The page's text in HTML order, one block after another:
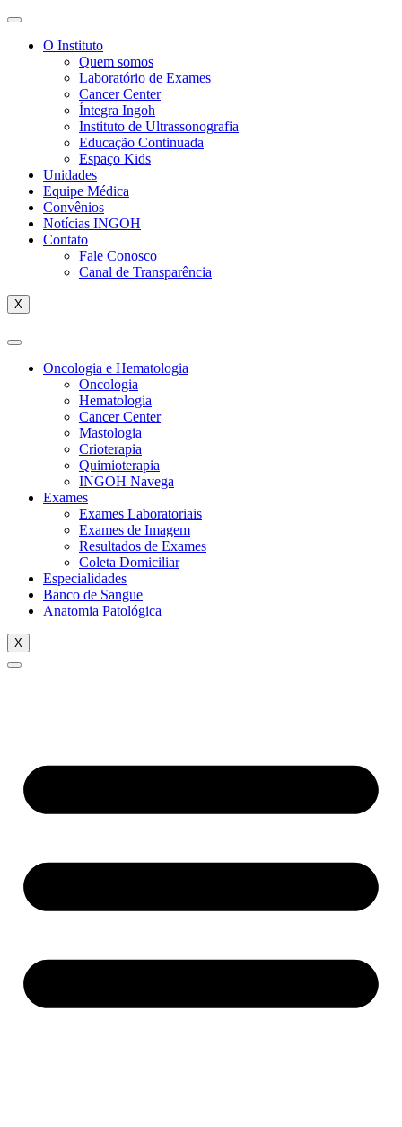
O Instituto
Quem somos
Laboratório de Exames
Cancer Center
Íntegra Ingoh
Instituto de Ultrassonografia
Educação Continuada
Espaço Kids
Unidades
Equipe Médica
Convênios
Notícias INGOH
Contato
Fale Conosco
Canal de Transparência
X
Oncologia e Hematologia
Oncologia
Hematologia
Cancer Center
Mastologia
Crioterapia
Quimioterapia
INGOH Navega
Exames
Exames Laboratoriais
Exames de Imagem
Resultados de Exames
Coleta Domiciliar
Especialidades
Banco de Sangue
Anatomia Patológica
X